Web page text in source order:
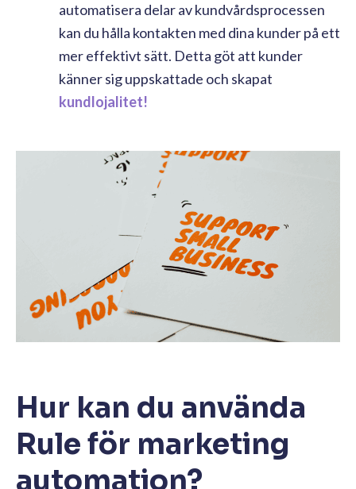
automatisera delar av kundvårdsprocessen
kan du hålla kontakten med dina kunder på ett
mer effektivt sätt. Detta göt att kunder
känner sig uppskattade och skapat
kundlojalitet!
Hur kan du använda
Rule för marketing
automation?